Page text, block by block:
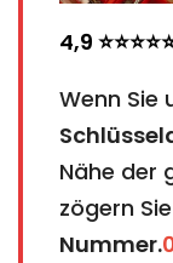
4,9
Wenn Sie
Nähe der
zögern
Nummer.